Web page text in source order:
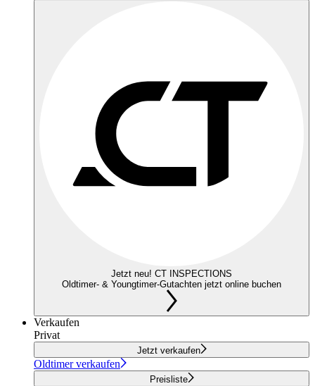
Jetzt neu! CT INSPECTIONS
Oldtimer- & Youngtimer-Gutachten jetzt online buchen
Verkaufen
Privat
Jetzt verkaufen
Oldtimer verkaufen
Preisliste